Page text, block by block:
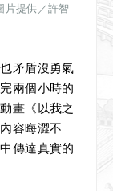
片提供／許智
矛盾沒勇氣
兩個小時的
畫《以我之
容晦澀不
傳達真實的